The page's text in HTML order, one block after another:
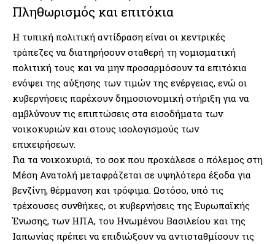
Πληθωρισμός και επιτόκια
Η τυπική πολιτική αντίδραση είναι οι κεντρικές
τράπεζες να διατηρήσουν σταθερή τη νομισματική
πολιτική τους και να μην προσαρμόσουν τα επιτόκια
ενόψει της αύξησης των τιμών της ενέργειας, ενώ οι
κυβερνήσεις παρέχουν δημοσιονομική στήριξη για να
αμβλύνουν τις επιπτώσεις στα εισοδήματα των
νοικοκυριών και στους ισολογισμούς των
επιχειρήσεων.
Για τα νοικοκυριά, το σοκ που προκάλεσε ο πόλεμος στη
Μέση Ανατολή μεταφράζεται σε υψηλότερα έξοδα για
βενζίνη, θέρμανση και τρόφιμα. Ωστόσο, υπό τις
τρέχουσες συνθήκες, οι κυβερνήσεις της Ευρωπαϊκής
Ένωσης, των ΗΠΑ, του Ηνωμένου Βασιλείου και της
Ιαπωνίας πρέπει να επιδιώξουν να αντισταθμίσουν τις